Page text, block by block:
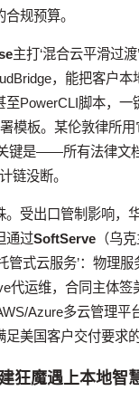
规预算。
主打‘混合云平滑过
，能把客户本
至PowerCLI脚本，一
模板。某伦敦律所
键是——所有法律文
链没断。
。受出口管制影响，
通过SoftServe （乌
管式云服务’：物理
代运维，合同主体签
Azure多云管理平
美国客户交付要求
狂魔遇上本地智